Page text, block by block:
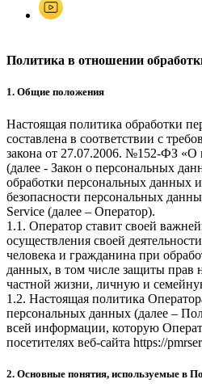
Политика в отношении
1. Общие положения
Настоящая политика обработки
составлена в соответствии с
закона от 27.07.2006. №152-ФЗ «О
(далее - Закон о персональных
обработки персональных данных
безопасности персональных
Service (далее – Оператор).
1.1. Оператор ставит своей
осуществления своей
человека и гражданина при
данных, в том числе защиты прав
частной жизни, личную и
1.2. Настоящая политика
персональных данных (далее –
всей информации, которую
посетителях веб-сайта https://
2. Основные понятия, используемые в